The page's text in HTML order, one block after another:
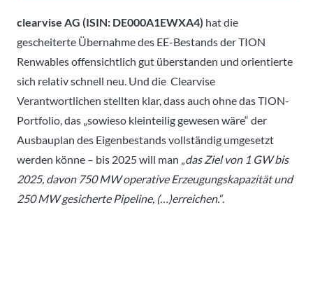
clearvise AG (ISIN: DE000A1EWXA4) hat die
gescheiterte Übernahme des EE-Bestands der TION
Renwables offensichtlich gut überstanden und orientierte
sich relativ schnell neu. Und die Clearvise
Verantwortlichen stellten klar, dass auch ohne das TION-
Portfolio, das „sowieso kleinteilig gewesen wäre“ der
Ausbauplan des Eigenbestands vollständig umgesetzt
werden könne – bis 2025 will man „ das Ziel von 1 GW bis
2025, davon 750 MW operative Erzeugungskapazität und
250 MW gesicherte Pipeline, (…)erreichen.“.